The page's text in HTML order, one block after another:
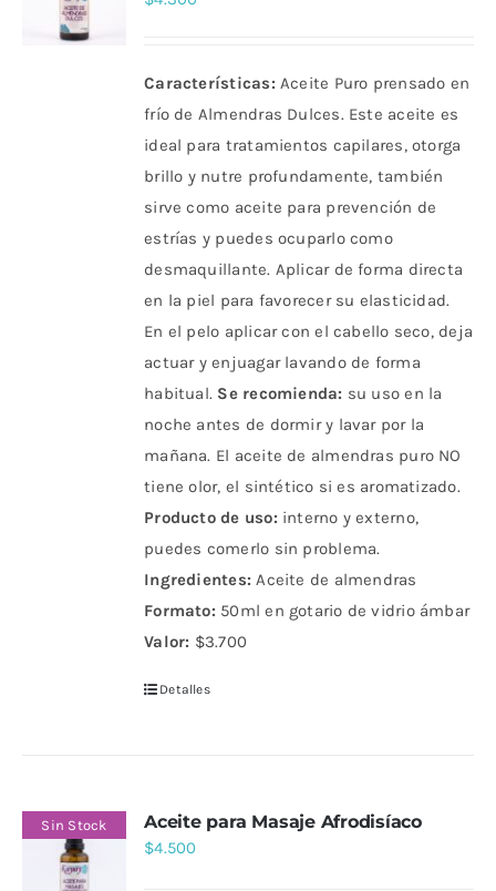
Características: Aceite Puro prensado en
frío de Almendras Dulces. Este aceite es
ideal para tratamientos capilares, otorga
brillo y nutre profundamente, también
sirve como aceite para prevención de
estrías y puedes ocuparlo como
desmaquillante. Aplicar de forma directa
en la piel para favorecer su elasticidad.
En el pelo aplicar con el cabello seco, deja
actuar y enjuagar lavando de forma
habitual. Se recomienda: su uso en la
noche antes de dormir y lavar por la
mañana. El aceite de almendras puro NO
tiene olor, el sintético si es aromatizado.
Producto de uso: interno y externo,
puedes comerlo sin problema.
Ingredientes: Aceite de almendras
Formato: 50ml en gotario de vidrio ámbar
Valor: $3.700
Detalles
Sin Stock Aceite para Masaje Afrodisíaco
$4.500